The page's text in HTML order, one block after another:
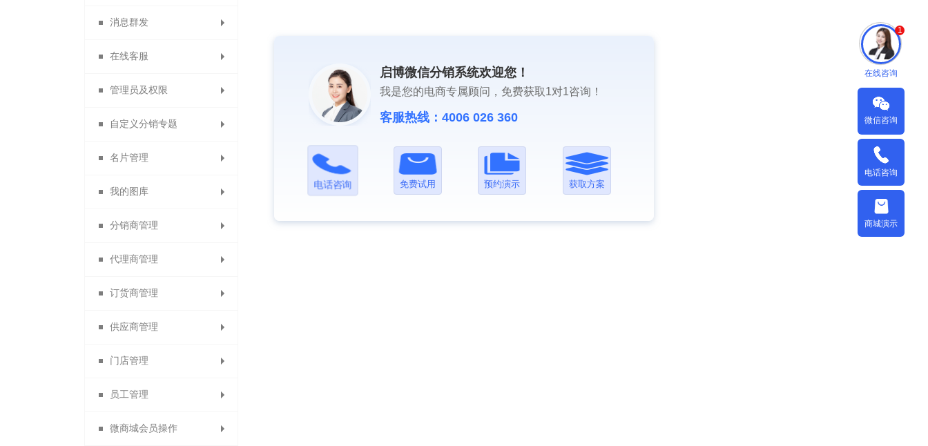
充值送优惠券
充值升等级
充值成为分销商
购物卡管理
充值成为代理商
充值成为订货商
疯狂砸金蛋
好运翻翻看
骰子大王
拼团活动管理
消息群发
微信群发
短信群发
站内信
在线客服
开通在线客服
微聊客服管理
管理员及权限
管理员
权限角色
自定义分销专题
专题分类
分销专题
名片管理
会员名片
分销名片
代理商名片
订货商名片
清除名片缓存
我的图库
图片分类
图文列表
分销商管理
分销商管理
分销商设置
分销商审核
分销商等级
分销商分组
分销商导出
代理商管理
代理商管理
代理商设置
加盟申请设置
代理商审核
设置代理商
订货商管理
订货商管理
订货商设置
订货商审核
设置订货商
供应商管理
供应商管理
供应商设置
增加供应商
门店管理
门店等级
门店管理和门店设置
员工管理
员工管理
微商城会员操作
在线咨询
1
微信咨询
电话咨询
商城演示
启博微信分销系统欢迎您！
我是您的电商专属顾问，免费获取1对1咨询！
客服热线：4006 026 360
电话咨询 免费试用 预约演示 获取方案